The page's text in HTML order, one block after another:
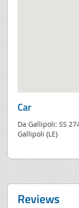
Car
Da Gallipoli: SS
Gallipoli (LE)
Reviews